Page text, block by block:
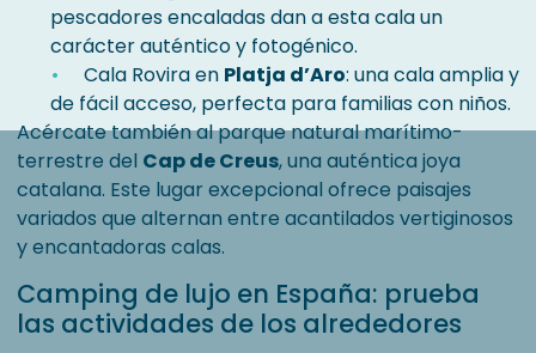
pescadores encaladas dan a esta cala un
carácter auténtico y fotogénico.
Cala Rovira en Platja d’Aro: una cala amplia y
de fácil acceso, perfecta para familias con niños.
Acércate también al parque natural marítimo-
terrestre del Cap de Creus, una auténtica joya
catalana. Este lugar excepcional ofrece paisajes
variados que alternan entre acantilados vertiginosos
y encantadoras calas.
Camping de lujo en España: prueba
las actividades de los alrededores